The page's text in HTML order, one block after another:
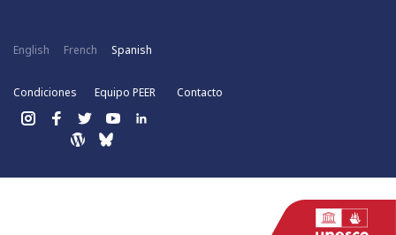
English French Spanish
Condiciones Equipo PEER Contacto